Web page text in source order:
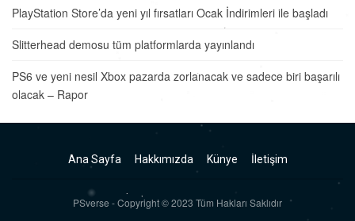
PlayStation Store’da yeni yıl fırsatları Ocak İndirimleri ile başladı
Slitterhead demosu tüm platformlarda yayınlandı
PS6 ve yeni nesil Xbox pazarda zorlanacak ve sadece biri başarılı
olacak – Rapor
Ana Sayfa Hakkımızda Künye İletişim
PSverse - Copyright © 2023 Tüm Hakları Saklıdır